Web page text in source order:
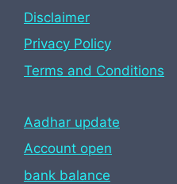
Disclaimer
Privacy Policy
Terms and Conditions
Aadhar update
Account open
bank balance